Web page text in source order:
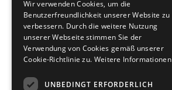
Brautschuhe
Sneaker
Merlet
Nueva Epoca
Bilder
Wir verwenden Cookies, um die
Benutzerfreundlichkeit unserer Website zu
verbessern. Durch die weitere Nutzung
unserer Webseite stimmen Sie der
Verwendung von Cookies gemäß unserer
Cookie-Richtlinie zu. Weitere Informationen
UNBEDINGT ERFORDERLICH